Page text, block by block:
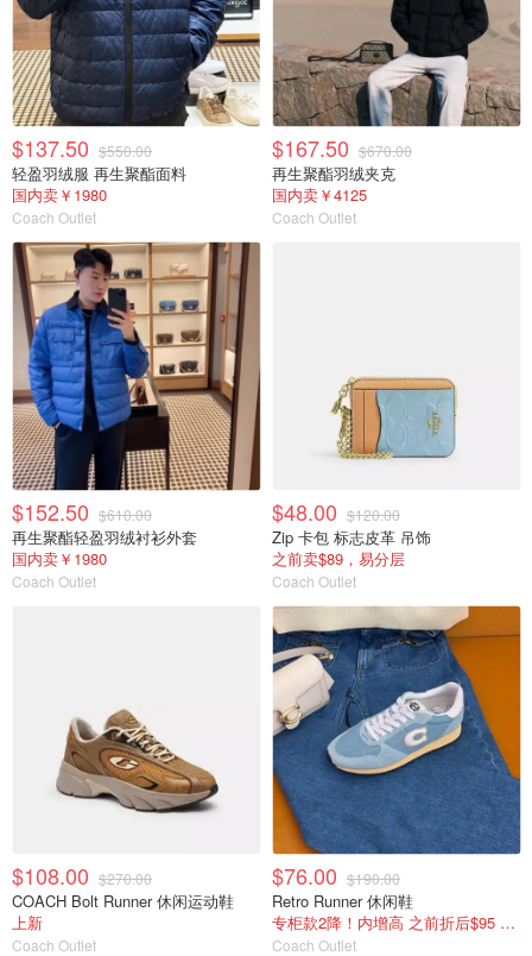
$137.50 $550.00
轻盈羽绒服 再生聚酯面料
国内卖￥1980
Coach Outlet
$167.50 $670.00
再生聚酯羽绒夹克
国内卖￥4125
Coach Outlet
$152.50 $610.00
再生聚酯轻盈羽绒衬衫外套
国内卖￥1980
Coach Outlet
$48.00 $120.00
Zip 卡包 标志皮革 吊饰
之前卖$89，易分层
Coach Outlet
$108.00 $270.00
COACH Bolt Runner 休闲运动鞋
上新
Coach Outlet
$76.00 $190.00
Retro Runner 休闲鞋
专柜款2降！内增高 之前折后$95 国内￥1350
Coach Outlet